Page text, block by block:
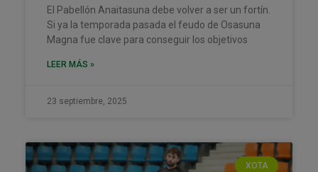
El Pabellón Anaitasuna debe volver a ser un fortín.
Si ya la temporada pasada el feudo de Osasuna
Magna fue clave para conseguir los objetivos
LEER MÁS »
23 septiembre, 2025
XOTA